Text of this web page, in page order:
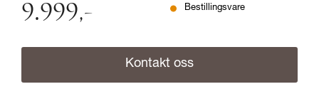
9.999,- Bestillingsvare
Kontakt oss